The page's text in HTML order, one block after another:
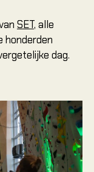
SET, alle
honderden
dag.